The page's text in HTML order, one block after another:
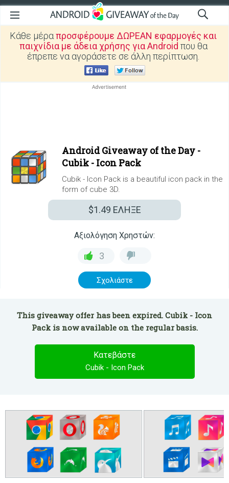
Κάθε μέραπροσφέρουμε ΔΩΡΕΑΝ εφαρμογές και
παιχνίδια με άδεια χρήσης για Android που θα
έπρεπε να αγοράσετε σε άλλη περίπτωση.
Android Giveaway of the Day -
Cubik - Icon Pack
Cubik - Icon Pack is a beautiful icon pack in the
form of cube 3D.
$1.49 ΕΛΗΞΕ
Αξιολόγηση Χρηστών:
3
Σχολιάστε
This giveaway offer has been expired. Cubik - Icon
Pack is now available on the regular basis.
Κατεβάστε
Cubik - Icon Pack